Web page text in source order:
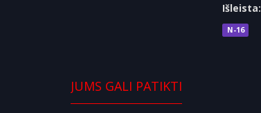
Išleista:
N-16
JUMS GALI PATIKTI